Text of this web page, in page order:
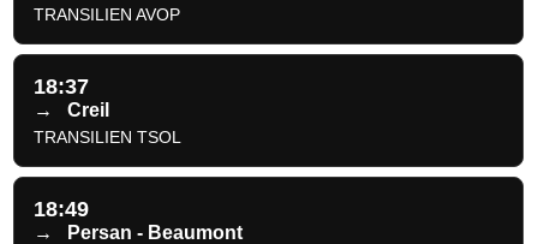
TRANSILIEN AVOP
18:37
→ Creil
TRANSILIEN TSOL
18:49
→ Persan - Beaumont